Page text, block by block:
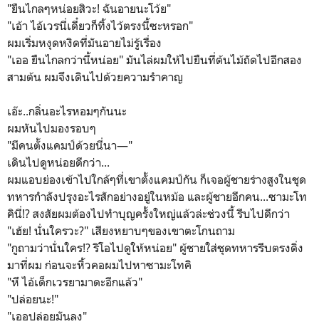
"ยืนไกลๆหน่อยสิวะ! ฉันอายนะโว้ย"
"เอ้า ไอ้เวรนี่เดี๋ยวก็ทิ้งไว้ตรงนี้ซะหรอก"
ผมเริ่มหงุดหงิดที่มันอายไม่รู้เรื่อง
"เออ ยืนไกลกว่านี้หน่อย" มันไล่ผมให้ไปยืนที่ต้นไม้ถัดไปอีกสอง
สามต้น ผมจึงเดินไปด้วยความรำคาญ
เอ๊ะ..กลิ่นอะไรหอมๆกันนะ
ผมหันไปมองรอบๆ
"มีคนตั้งแคมป์ด้วยนี่นา—"
เดินไปดูหน่อยดีกว่า...
ผมแอบย่องเข้าไปใกล้ๆที่เขาตั้งแคมป์กัน ก็เจอผู้ชายร่างสูงในชุด
ทหารกำลังปรุงอะไรสักอย่างอยู่ในหม้อ และผู้ชายอีกคน...ซามะโท
คินี่!? สงสัยผมต้องไปทำบุญครั้งใหญ่แล้วล่ะช่วงนี้ รีบไปดีกว่า
"เฮ้ย! นั่นใครวะ?" เสียงหยาบๆของเขาตะโกนถาม
"กูถามว่านั่นใคร!? ริโอไปดูให้หน่อย" ผู้ชายใส่ชุดทหารรีบตรงดิ่ง
มาที่ผม ก่อนจะหิ้วคอผมไปหาซามะโทคิ
"หึ ไอ้เด็กเวรยามาดะอีกแล้ว"
"ปล่อยนะ!"
"เออปล่อยมันลง"